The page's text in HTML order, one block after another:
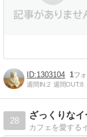
1303104 1
週間IN:2 週間OUT:8
28